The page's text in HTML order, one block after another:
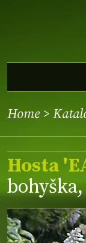
Home >
Hosta